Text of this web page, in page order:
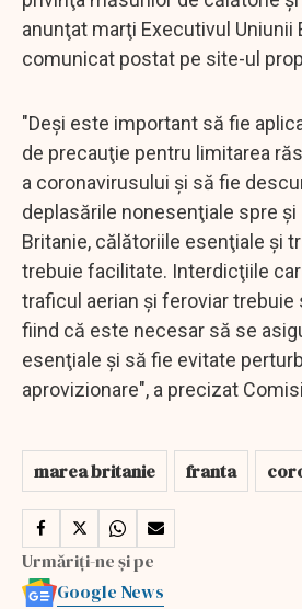
anunţat marţi Executivul Uniunii
comunicat postat pe site-ul
"Deşi este important să fie
de precauţie pentru limitarea
a coronavirusului şi să fie
deplasările nonesenţiale spre şi
Britanie, călătoriile esenţiale şi
trebuie facilitate. Interdicţiile
traficul aerian şi feroviar trebuie
fiind că este necesar să se
esenţiale şi să fie evitate
aprovizionare", a precizat
marea britanie franta
Urmăriți-ne și pe
Google News